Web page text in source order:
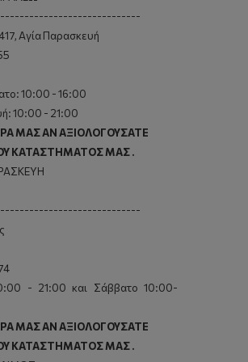
Αγία Παρασκευή
10:00 - 16:00
10:00 - 21:00
MAΣ AN AΞIOΛOΓOYΣATE
KATAΣTHMATOΣ MAΣ .
- 21:00 και Σάββατο 10:00-
MAΣ AN AΞIOΛOΓOYΣATE
KATAΣTHMATOΣ MAΣ .